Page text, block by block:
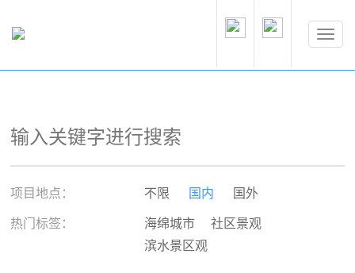
项目地点： 不限 国内 国外
热门标签： 海绵城市
社区景观
滨水景区观